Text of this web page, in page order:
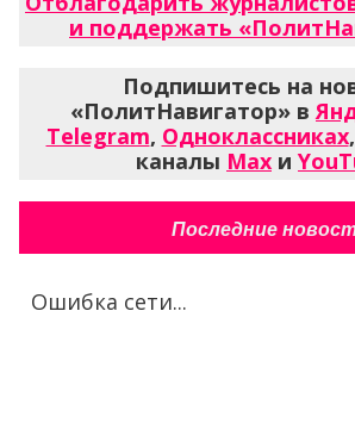
и поддержать
Подпишитесь на
«ПолитНавигатор» в
Telegram, Одноклассниках,
каналы Max и
Последние
Ошибка сети...